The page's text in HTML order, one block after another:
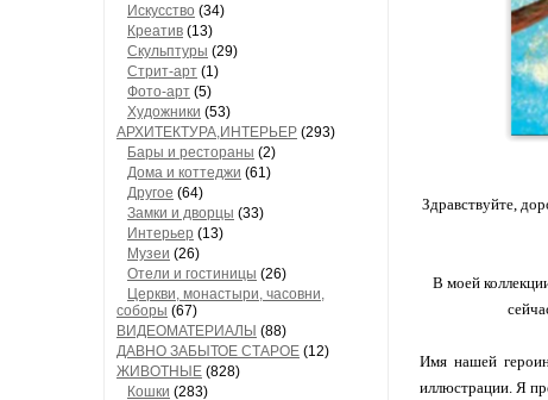
Искусство (34)
Креатив (13)
Скульптуры (29)
Стрит-арт (1)
Фото-арт (5)
Художники (53)
АРХИТЕКТУРА,ИНТЕРЬЕР (293)
Бары и рестораны (2)
Дома и коттеджи (61)
Другое (64)
Замки и дворцы (33)
Интерьер (13)
Музеи (26)
Отели и гостиницы (26)
Церкви, монастыри, часовни,
соборы (67)
ВИДЕОМАТЕРИАЛЫ (88)
ДАВНО ЗАБЫТОЕ СТАРОЕ (12)
ЖИВОТНЫЕ (828)
Кошки (283)
Здравствуйте,
В моей
Имя нашей
иллюстрации. Я